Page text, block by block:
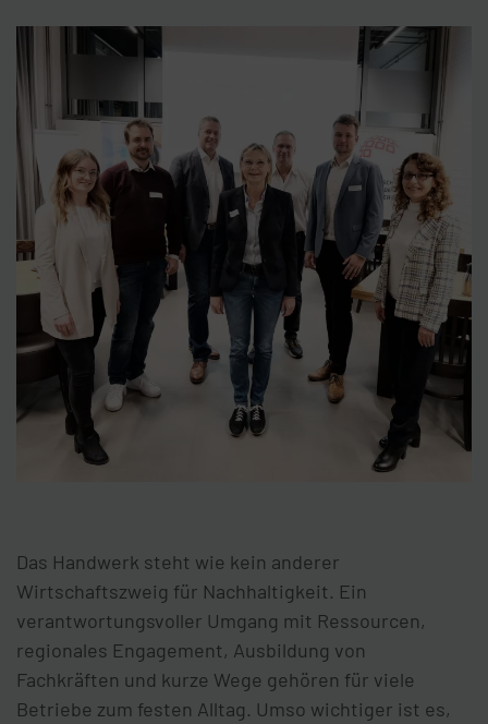
Das Handwerk steht wie kein anderer
Wirtschaftszweig für Nachhaltigkeit. Ein
verantwortungsvoller Umgang mit Ressourcen,
regionales Engagement, Ausbildung von
Fachkräften und kurze Wege gehören für viele
Betriebe zum festen Alltag. Umso wichtiger ist es,